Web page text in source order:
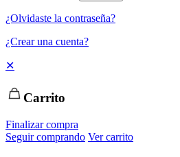
¿Olvidaste la contraseña?
¿Crear una cuenta?
✕
Carrito
Finalizar compra
Seguir comprando Ver carrito